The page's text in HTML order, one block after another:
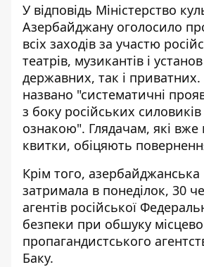
У відповідь Міністерство
Азербайджану оголосило
всіх заходів за участю
театрів, музикантів і
державних, так і
названо "систематичні
з боку російських
ознакою". Глядачам, які вже
квитки, обіцяють
Крім того, азербайджанська
затримала в понеділок, 30
агентів російської
безпеки при обшуку
пропагандистського
Баку.